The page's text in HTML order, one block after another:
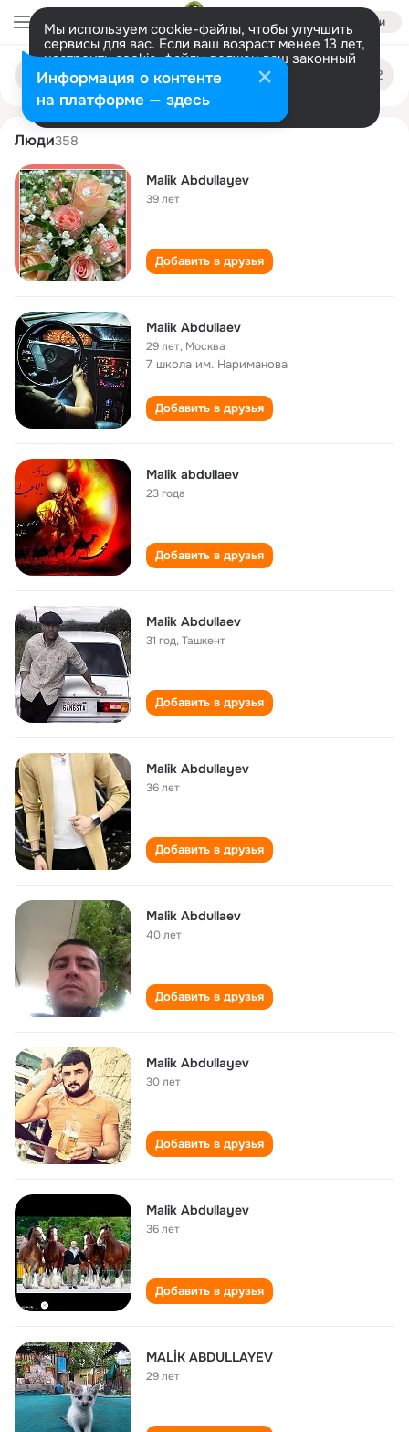
Войти
Мы используем cookie-файлы, чтобы улучшить
сервисы для вас. Если ваш возраст менее 13 лет,
настроить cookie-файлы должен ваш законный
представитель. Больше информации
Разрешить все Настроить
Поиск
людям
malik abdullaev
Люди358
Malik Abdullayev
39 лет
Добавить в друзья
Malik Abdullaev
29 лет, Москва
7 школа им. Нариманова
Добавить в друзья
Malik abdullaev
23 года
Добавить в друзья
Malik Abdullaev
31 год,Ташкент
Добавить в друзья
Malik Abdullayev
36 лет
Добавить в друзья
Malik Abdullaev
40 лет
Добавить в друзья
Malik Abdullayev
30 лет
Добавить в друзья
Malik Abdullayev
36 лет
Добавить в друзья
MALİK ABDULLAYEV
29 лет
Информация о контенте
на платформе — здесь